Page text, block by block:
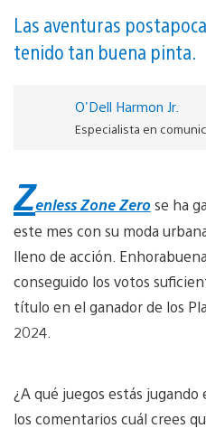
Las aventuras
tenido tan buena pinta.
O'Dell Harmon Jr.
Especialista en
Zenless Zone Zerose ha
este mes con su moda
lleno de acción.
conseguido los votos
título en el ganador de los
2024.
¿A qué juegos estás
los comentarios cuál crees